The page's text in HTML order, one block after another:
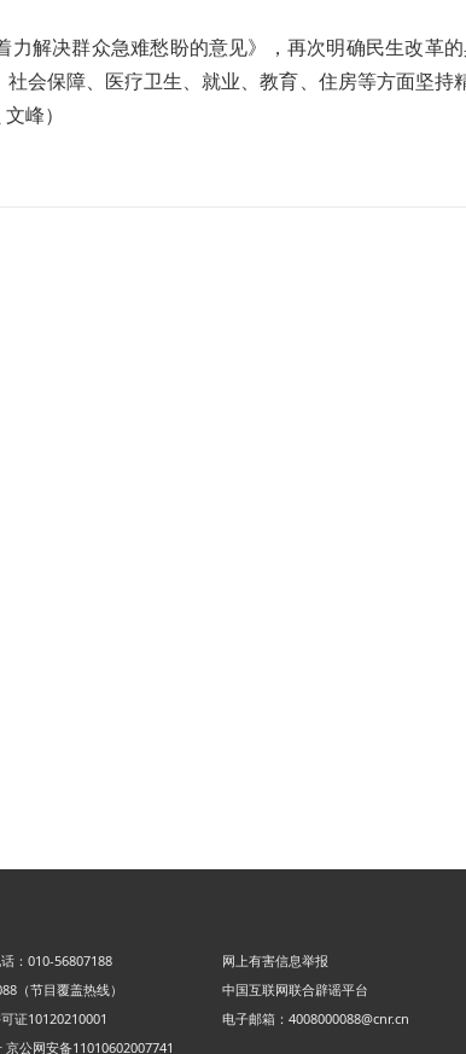
解决群众急难愁盼的意见》，再次明确民生改革
会保障、医疗卫生、就业、教育、住房等方面坚持
峰）
：010-56807188
网上有害信息举报
（节目覆盖热线）
中国互联网联合辟谣平台
证10120210001
电子邮箱：4008000088@cnr.cn
京公网安备11010602007741